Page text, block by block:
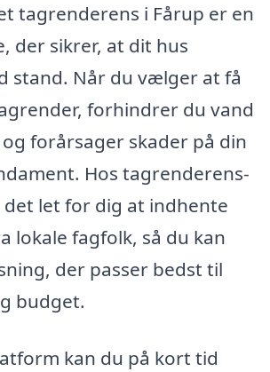
tagrenderens i Fårup er en
der sikrer, at dit hus
stand. Når du vælger at få
forhindrer du vand
forårsager skader på din
Hos tagrenderens-
let for dig at indhente
lokale fagfolk, så du kan
der passer bedst til
budget.
kan du på kort tid